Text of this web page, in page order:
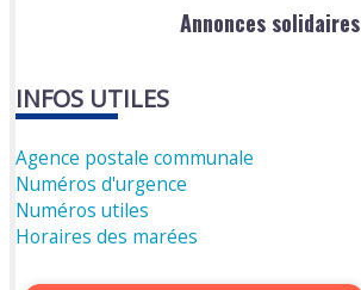
Annonces solidaires
INFOS UTILES
Agence postale communale
Numéros d'urgence
Numéros utiles
Horaires des marées